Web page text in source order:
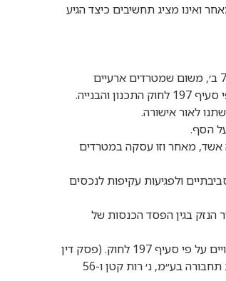
ואינו מציג תחשיבים כיצד הגיע
יש לדחות את טענת התובעת בדבר פגיעה לפי סעיף 197 לחוק בגין אישורה של תת״ל 71 ב׳, משום שמטרדים ארעיים
הסף.
מאחר וזו עסקה במטרדים
ולפגיעות עקיפות לנכסים
הנזק בגין הפסד הכנסות של
נזק זמני או אובדן הכנסות, אינם מסוג הנזקים ו/או הפגיעות אשר ניתן לתבוע בגינם פיצויים על פי סעיף 197 לחוק. (פסק דין
בית המשפט העליון במסגרת רע״א 6483/15, נתיבי ישראל החברה הלאומיות לתשתיות תחבורה בע״מ, נ׳ רות קטן ו-56